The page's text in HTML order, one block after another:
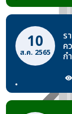
10
ส.ค. 2565
ร
ค
ก
ต